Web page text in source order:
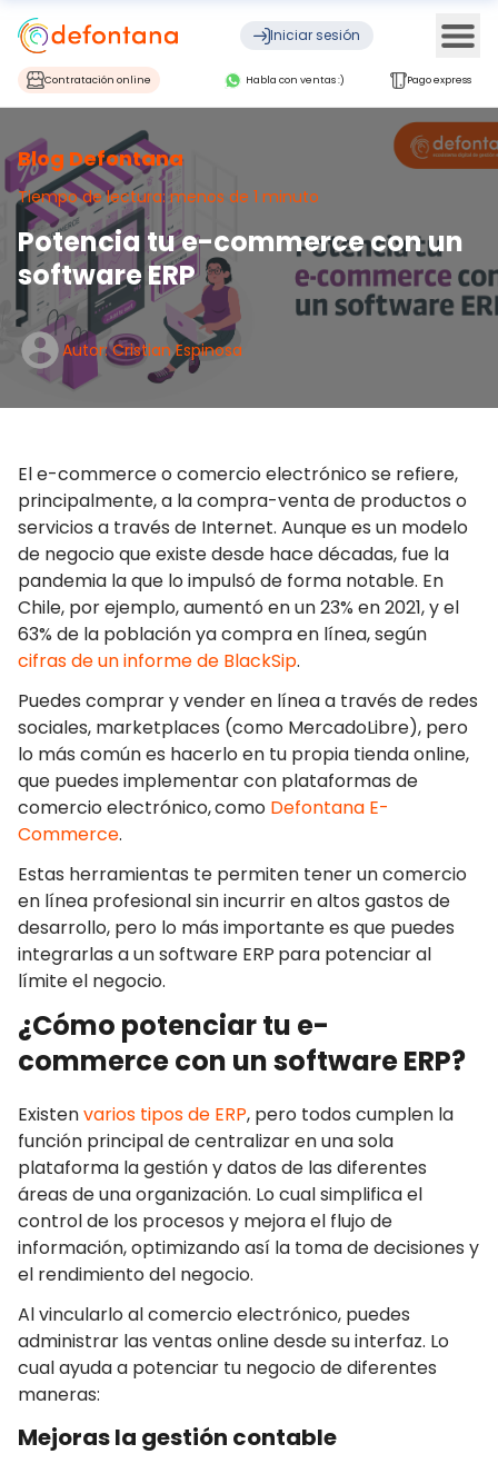
Iniciar sesión
Contratación online Habla con ventas :) Pago express
Blog Defontana
Tiempo de lectura: menos de 1 minuto
Potencia tu e-commerce con un
software ERP
Autor: Cristian Espinosa
El e-commerce o comercio electrónico se refiere,
principalmente, a la compra-venta de productos o
servicios a través de Internet. Aunque es un modelo
de negocio que existe desde hace décadas, fue la
pandemia la que lo impulsó de forma notable. En
Chile, por ejemplo, aumentó en un 23% en 2021, y el
63% de la población ya compra en línea, según
cifras de un informe de BlackSip.
Puedes comprar y vender en línea a través de redes
sociales, marketplaces (como MercadoLibre), pero
lo más común es hacerlo en tu propia tienda online,
que puedes implementar con plataformas de
comercio electrónico,como Defontana E-
Commerce.
Estas herramientas te permiten tener un comercio
en línea profesional sin incurrir en altos gastos de
desarrollo, pero lo más importante es que puedes
integrarlas a un software ERP para potenciar al
límite el negocio.
¿Cómo potenciar tu e-
commerce con un software ERP?
Existenvarios tipos de ERP, pero todos cumplen la
función principal de centralizar en una sola
plataforma la gestión y datos de las diferentes
áreas de una organización. Lo cual simplifica el
control de los procesos y mejora el flujo de
información, optimizando así la toma de decisiones y
el rendimiento del negocio.
Al vincularlo al comercio electrónico, puedes
administrar las ventas online desde su interfaz. Lo
cual ayuda a potenciar tu negocio de diferentes
maneras:
Mejoras la gestión contable